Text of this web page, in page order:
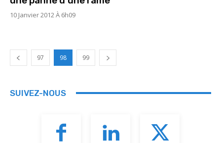
10 Janvier 2012 À 6h09
97 98 99
SUIVEZ-NOUS